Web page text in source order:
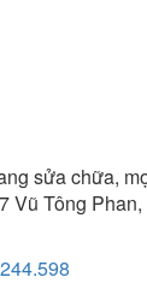
sửa chữa,
Vũ Tông